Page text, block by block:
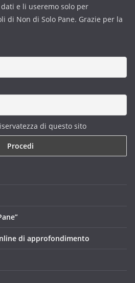
e li useremo solo per
di Non di Solo Pane. Grazie per la
di questo sito
di approfondimento